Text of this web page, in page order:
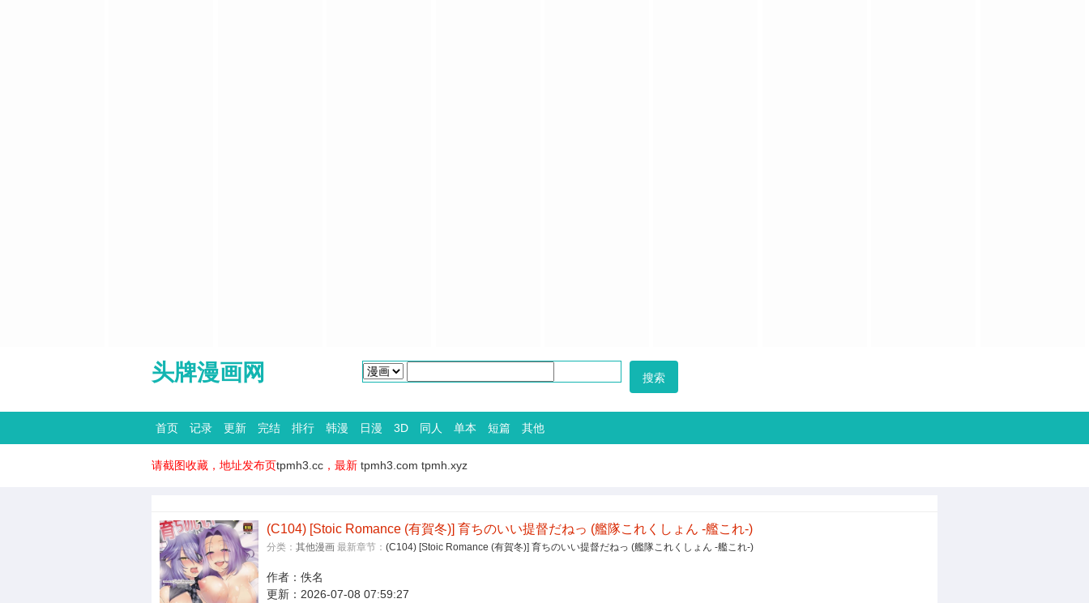
头牌漫画网
首页 记录 更新 完结 排行 韩漫 日漫 3D 同人 单本 短篇 其他
请截图收藏，地址发布页tpmh3.cc ，最新 tpmh3.com tpmh.xyz
(C104) [Stoic Romance (有賀冬)] 育ちのいい提督だねっ (艦隊これくしょん -艦これ-)
分类： 其他漫画 最新章节： (C104) [Stoic Romance (有賀冬)] 育ちのいい提督だねっ (艦隊これくしょん -艦これ-)
作者： 佚名
更新： 2026-07-08 07:59:27